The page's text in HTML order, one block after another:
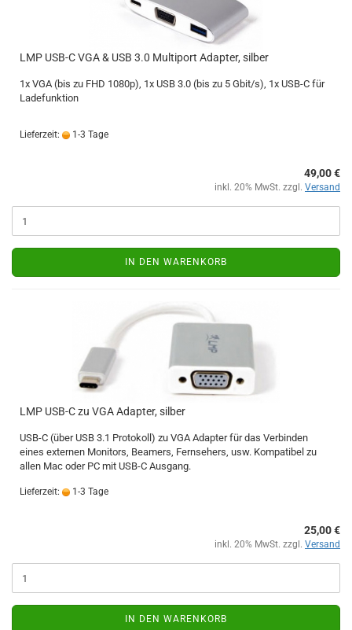
LMP USB-C VGA & USB 3.0 Multiport Adapter, silber
1x VGA (bis zu FHD 1080p), 1x USB 3.0 (bis zu 5 Gbit/s), 1x USB-C für
Ladefunktion
Lieferzeit: 1-3 Tage
49,00 €
inkl. 20% MwSt. zzgl. Versand
IN DEN WARENKORB
LMP USB-C zu VGA Adapter, silber
USB-C (über USB 3.1 Protokoll) zu VGA Adapter für das Verbinden
eines externen Monitors, Beamers, Fernsehers, usw. Kompatibel zu
allen Mac oder PC mit USB-C Ausgang.
Lieferzeit: 1-3 Tage
25,00 €
inkl. 20% MwSt. zzgl. Versand
IN DEN WARENKORB